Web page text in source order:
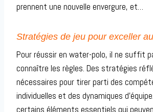
prennent une nouvelle envergure, et…
Stratégies de jeu pour exceller
Pour réussir en water-polo, il ne suffit
connaître les règles. Des stratégies
nécessaires pour tirer parti des
individuelles et des dynamiques
certains éléments essentiels qui